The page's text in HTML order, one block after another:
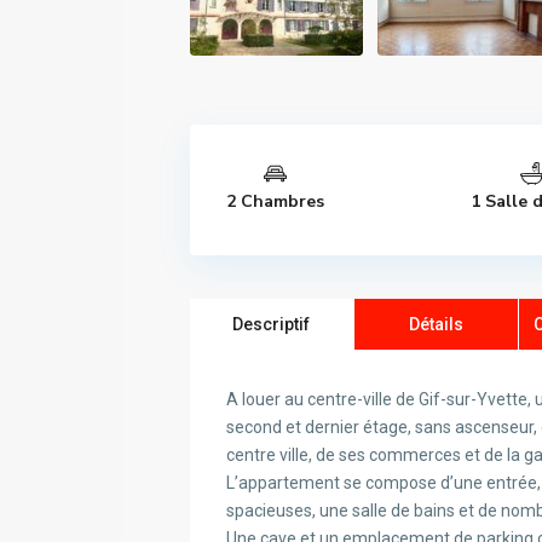
2 Chambres 1 Salle
Descriptif Détails
A louer au centre-ville de Gif-sur-Yvette,
second et dernier étage, sans
centre ville, de ses commerces et de la
L’appartement se compose d’une
spacieuses, une salle de bains et de